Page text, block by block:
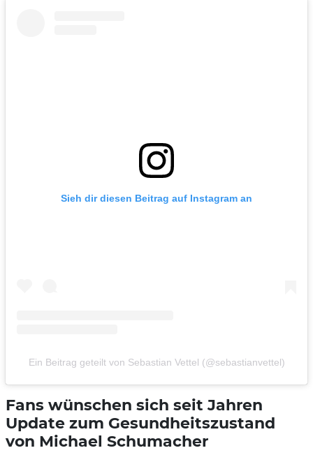
Sieh dir diesen Beitrag auf Instagram an
Ein Beitrag geteilt von Sebastian Vettel (@sebastianvettel)
Fans wünschen sich seit Jahren
Update zum Gesundheitszustand
von Michael Schumacher